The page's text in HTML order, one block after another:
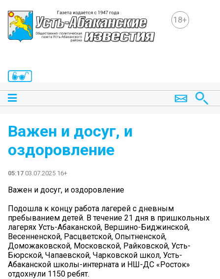
18+
Важен и досуг, и
оздоровление
05:17 03.07.2025 16+
Важен и досуг, и оздоровление
Подошла к концу работа лагерей с дневным
пребыванием детей. В течение 21 дня в пришкольных
лагерях Усть-Абаканской, Вершино-Биджинской,
Весенненской, Расцветской, Опытненской,
Доможаковской, Московской, Райковской, Усть-
Бюрской, Чапаевской, Чарковской школ, Усть-
Абаканской школы-интерната и НШ-ДС «Росток»
отдохнули 1150 ребят.